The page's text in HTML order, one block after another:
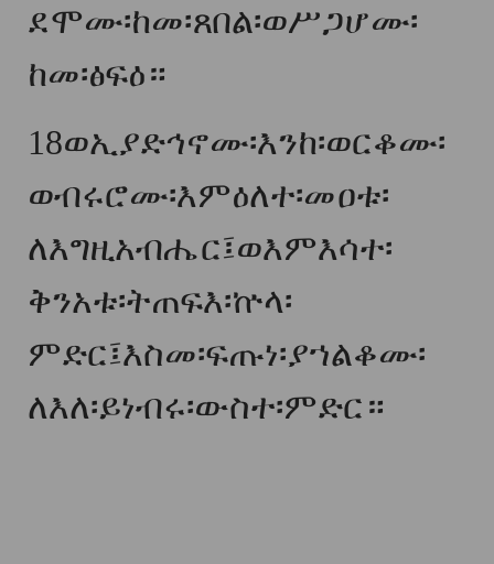
ደሞሙ፡ከመ፡ጸበል፡ወሥጋሆሙ፡
ከመ፡ፅፍዕ።
18ወኢያድኅኖሙ፡እንከ፡ወርቆሙ፡
ወብሩሮሙ፡እምዕለተ፡መዐቱ፡
ለእግዚአብሔር፤ወእምእሳተ፡
ቅንአቱ፡ትጠፍእ፡ኵላ፡
ምድር፤እስመ፡ፍጡነ፡ያኀልቆሙ፡
ለእለ፡ይነብሩ፡ውስተ፡ምድር።